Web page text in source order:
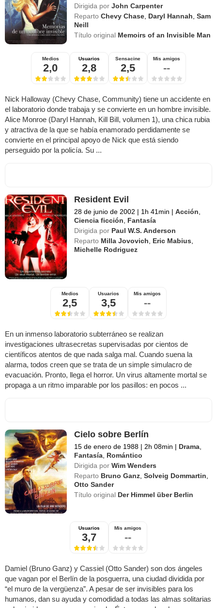
Dirigida por John Carpenter
Reparto Chevy Chase Daryl Hannah ,Sam
Neill
Título original Memoirs of an Invisible Man
Medios
2,0
Usuarios
2,8
Sensacine
2,5
Mis amigos
--
Nick Halloway (Chevy Chase, Community) tiene un accidente en
el laboratorio donde trabaja y se convierte en un hombre invisible.
Alice Monroe (Daryl Hannah, Kill Bill, volumen 1), una chica rubia
y atractiva de la que se había enamorado perdidamente se
convierte en el principal apoyo de Nick que está siendo
perseguido por la policía. Su ...
Resident Evil
28 de junio de 2002 | 1h 41min | Acción
Ciencia ficción
Fantasía
Dirigida por Paul W.S. Anderson
Reparto Milla Jovovich Eric Mabius
Michelle Rodriguez
Medios
2,5
Usuarios
3,5
Mis amigos
--
En un inmenso laboratorio subterráneo se realizan
investigaciones ultrasecretas supervisadas por cientos de
científicos atentos de que nada salga mal. Cuando suena la
alarma, todos creen que se trata de un simple simulacro de
evacuación. Pronto, llega el horror. Un virus altamente mortal se
propaga a un ritmo imparable por los pasillos: en pocos ...
Cielo sobre Berlín
15 de enero de 1988 | 2h 08min | Drama
Fantasía Romántico
Dirigida por Wim Wenders
Reparto Bruno Ganz ,Solveig Dommartin
Otto Sander
Título original Der Himmel über Berlin
Usuarios
3,7
Mis amigos
--
Damiel (Bruno Ganz) y Cassiel (Otto Sander) son dos ángeles
que vagan por el Berlín de la posguerra, una ciudad dividida por
“el muro de la vergüenza”. A pesar de ser invisibles para los
humanos, dan su ayuda y comodidad a todas las almas solitarias